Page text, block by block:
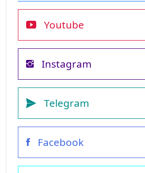
Youtube
Instagram
Telegram
Facebook